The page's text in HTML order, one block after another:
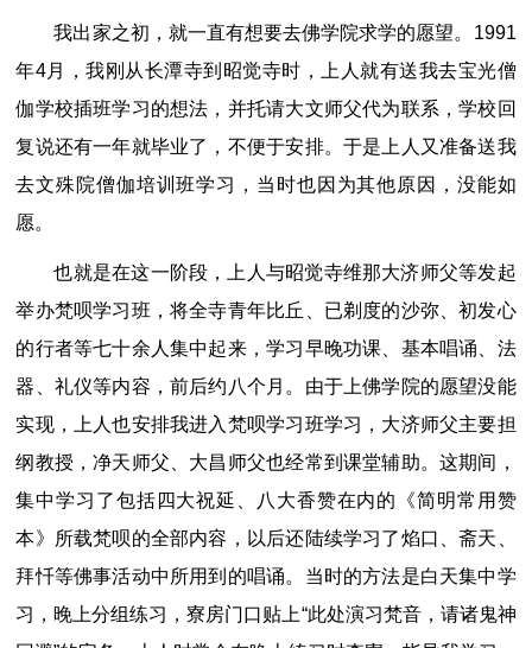
我出家之初，就一直有想要去佛学院求学的愿望。1991
年4月，我刚从长潭寺到昭觉寺时，上人就有送我去宝光僧
伽学校插班学习的想法，并托请大文师父代为联系，学校回
复说还有一年就毕业了，不便于安排。于是上人又准备送我
去文殊院僧伽培训班学习，当时也因为其他原因，没能如
愿。
也就是在这一阶段，上人与昭觉寺维那大济师父等发起
举办梵呗学习班，将全寺青年比丘、已剃度的沙弥、初发心
的行者等七十余人集中起来，学习早晚功课、基本唱诵、法
器、礼仪等内容，前后约八个月。由于上佛学院的愿望没能
实现，上人也安排我进入梵呗学习班学习，大济师父主要担
纲教授，净天师父、大昌师父也经常到课堂辅助。这期间，
集中学习了包括四大祝延、八大香赞在内的《简明常用赞
本》所载梵呗的全部内容，以后还陆续学习了焰口、斋天、
拜忏等佛事活动中所用到的唱诵。当时的方法是白天集中学
习，晚上分组练习，寮房门口贴上“此处演习梵音，请诸鬼神